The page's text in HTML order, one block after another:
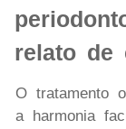
relato de
O tratamento
a harmonia